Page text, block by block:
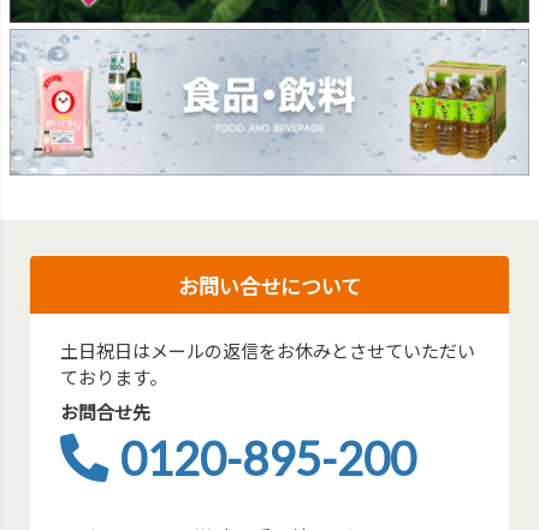
お問い合せについて
土日祝日はメールの返信をお休みとさせていただい
ております。
お問合せ先
0120-895-200